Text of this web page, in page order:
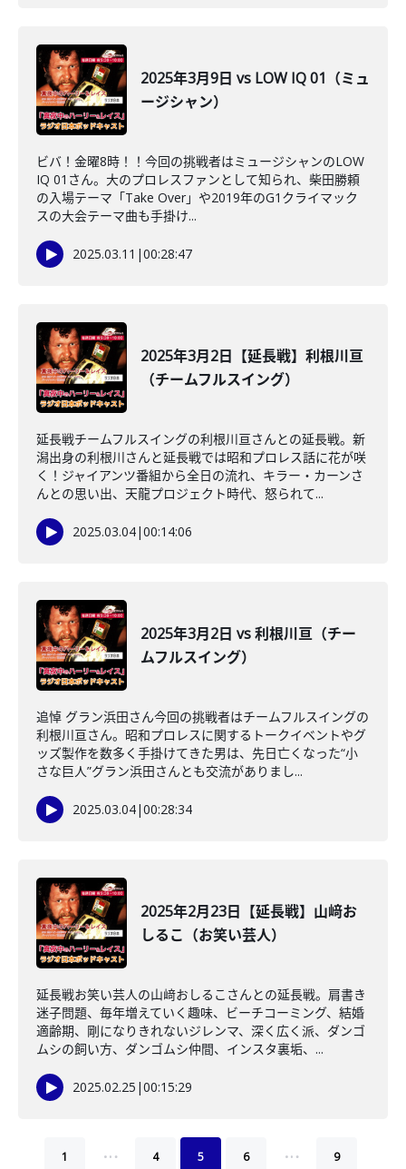
2025年3月9日 vs LOW IQ 01（ミュ
ージシャン）
ビバ！金曜8時！！今回の挑戦者はミュージシャンのLOW
IQ 01さん。大のプロレスファンとして知られ、柴田勝頼
の入場テーマ「Take Over」や2019年のG1クライマック
スの大会テーマ曲も手掛け...
2025.03.11 |00:28:47
2025年3月2日【延長戦】利根川亘
（チームフルスイング）
延長戦チームフルスイングの利根川亘さんとの延長戦。新
潟出身の利根川さんと延長戦では昭和プロレス話に花が咲
く！ジャイアンツ番組から全日の流れ、キラー・カーンさ
んとの思い出、天龍プロジェクト時代、怒られて...
2025.03.04|00:14:06
2025年3月2日 vs 利根川亘（チー
ムフルスイング）
追悼 グラン浜田さん今回の挑戦者はチームフルスイングの
利根川亘さん。昭和プロレスに関するトークイベントやグ
ッズ製作を数多く手掛けてきた男は、先日亡くなった“小
さな巨人”グラン浜田さんとも交流がありまし...
2025.03.04|00:28:34
2025年2月23日【延長戦】山﨑お
しるこ（お笑い芸人）
延長戦お笑い芸人の山﨑おしるこさんとの延長戦。肩書き
迷子問題、毎年増えていく趣味、ビーチコーミング、結婚
適齢期、剛になりきれないジレンマ、深く広く派、ダンゴ
ムシの飼い方、ダンゴムシ仲間、インスタ裏垢、...
2025.02.25 |00:15:29
1 … 4 5 6 … 9